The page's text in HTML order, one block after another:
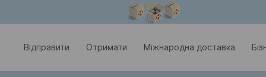
Відправити Отримати Міжнародна доставка